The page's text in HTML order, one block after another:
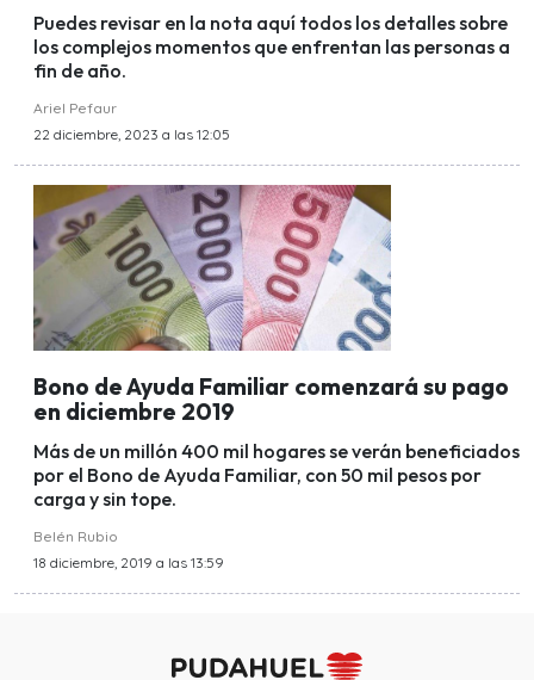
Puedes revisar en la nota aquí todos los detalles sobre
los complejos momentos que enfrentan las personas a
fin de año.
Ariel Pefaur
22 diciembre, 2023 a las 12:05
Bono de Ayuda Familiar comenzará su pago
en diciembre 2019
Más de un millón 400 mil hogares se verán beneficiados
por el Bono de Ayuda Familiar, con 50 mil pesos por
carga y sin tope.
Belén Rubio
18 diciembre, 2019 a las 13:59